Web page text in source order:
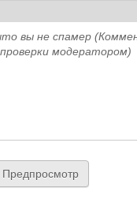
вы не спамер
модератором)